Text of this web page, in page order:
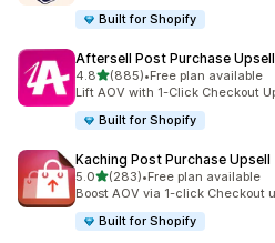
Built for Shopify
Aftersell Post Purchase Upsell
4.85つ星中
(885)
合計レビュー数：885件
•Free plan available
Lift AOV with 1-Click Checkout
Built for Shopify
Kaching Post Purchase Upsell
5.05つ星中
(283)
合計レビュー数：283件
•Free plan available
Boost AOV via 1-click Checkout
Built for Shopify